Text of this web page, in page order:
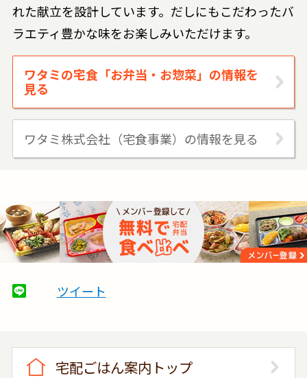
れた献立を設計しています。だしにもこだわったバ
ラエティ豊かな味をお楽しみいただけます。
ワタミの宅食「お弁当・お惣菜」の情報を
見る
ワタミ株式会社（宅食事業）の情報を見る
ツイート
宅配ごはん案内トップ